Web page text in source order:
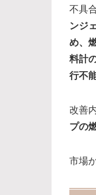
不具
ンジ
め、
料計
行不
改善
プの
市場